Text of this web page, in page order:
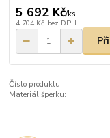
5 692 Kč/ks
4 704 Kč bez DPH
Číslo produktu:
Materiál šperku: